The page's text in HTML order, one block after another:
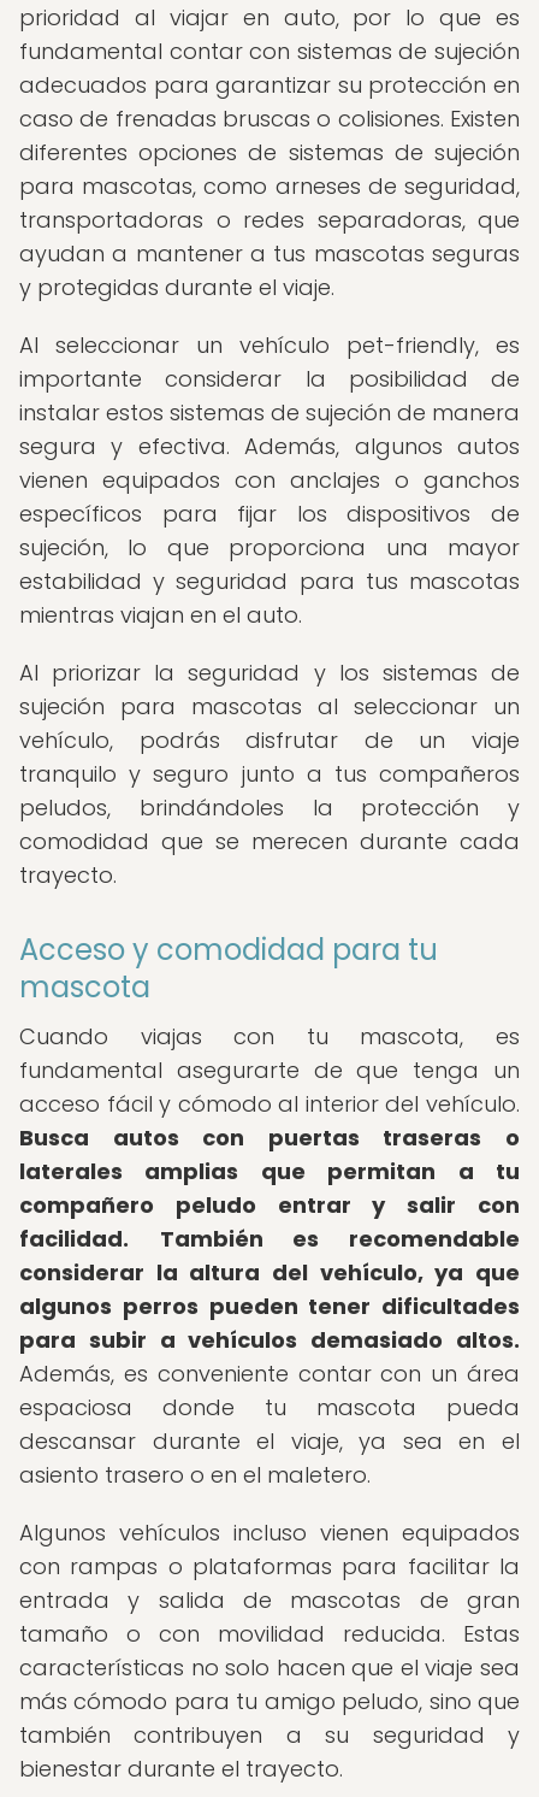
prioridad al viajar en auto, por lo que es
fundamental contar con sistemas de sujeción
adecuados para garantizar su protección en
caso de frenadas bruscas o colisiones. Existen
diferentes opciones de sistemas de sujeción
para mascotas, como arneses de seguridad,
transportadoras o redes separadoras, que
ayudan a mantener a tus mascotas seguras
y protegidas durante el viaje.
Al seleccionar un vehículo pet-friendly, es
importante considerar la posibilidad de
instalar estos sistemas de sujeción de manera
segura y efectiva. Además, algunos autos
vienen equipados con anclajes o ganchos
específicos para fijar los dispositivos de
sujeción, lo que proporciona una mayor
estabilidad y seguridad para tus mascotas
mientras viajan en el auto.
Al priorizar la seguridad y los sistemas de
sujeción para mascotas al seleccionar un
vehículo, podrás disfrutar de un viaje
tranquilo y seguro junto a tus compañeros
peludos, brindándoles la protección y
comodidad que se merecen durante cada
trayecto.
Acceso y comodidad para tu
mascota
Cuando viajas con tu mascota, es
fundamental asegurarte de que tenga un
acceso fácil y cómodo al interior del vehículo.
Busca autos con puertas traseras o
laterales amplias que permitan a tu
compañero peludo entrar y salir con
facilidad.
También es recomendable
considerar la altura del vehículo, ya que
algunos perros pueden tener dificultades
para subir a vehículos demasiado altos.
Además, es conveniente contar con un área
espaciosa donde tu mascota pueda
descansar durante el viaje, ya sea en el
asiento trasero o en el maletero.
Algunos vehículos incluso vienen equipados
con rampas o plataformas para facilitar la
entrada y salida de mascotas de gran
tamaño o con movilidad reducida. Estas
características no solo hacen que el viaje sea
más cómodo para tu amigo peludo, sino que
también contribuyen a su seguridad y
bienestar durante el trayecto.